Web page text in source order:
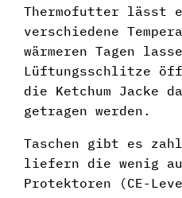
Thermofutter lässt
verschiedene
wärmeren Tagen
Lüftungsschlitze
die Ketchum Jacke
getragen werden.
Taschen gibt es
liefern die wenig
Protektoren (CE-